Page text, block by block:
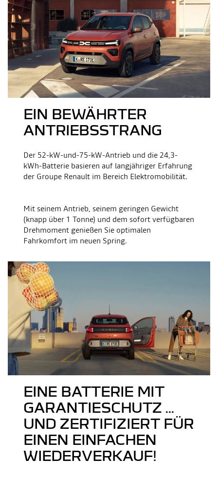
EIN BEWÄHRTER
ANTRIEBSSTRANG
Der 52-kW-und-75-kW-Antrieb und die 24,3-
kWh-Batterie basieren auf langjähriger Erfahrung
der Groupe Renault im Bereich Elektromobilität.
Mit seinem Antrieb, seinem geringen Gewicht
(knapp über 1 Tonne) und dem sofort verfügbaren
Drehmoment genießen Sie optimalen
Fahrkomfort im neuen Spring.
EINE BATTERIE MIT
GARANTIESCHUTZ ...
UND ZERTIFIZIERT FÜR
EINEN EINFACHEN
WIEDERVERKAUF!